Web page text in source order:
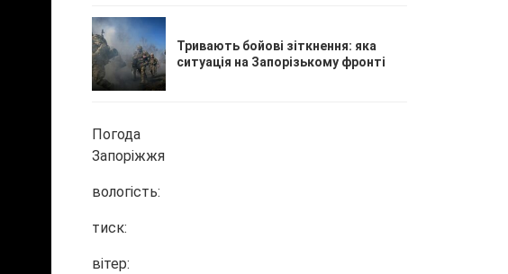
Тривають бойові зіткнення: яка
ситуація на Запорізькому фронті
Погода
Запоріжжя
вологість:
тиск:
вітер: